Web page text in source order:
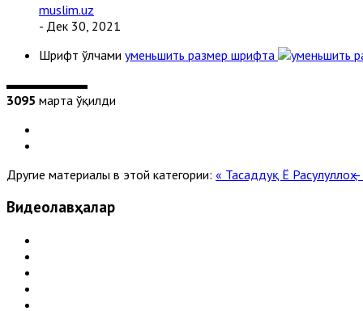
muslim.uz
- Дек 30, 2021
Шрифт ўлчами уменьшить размер шрифта
3095 марта ўқилди
Другие материалы в этой категории: « Тасаддуқ Ё Расулуллоҳ
Видеолавҳалар